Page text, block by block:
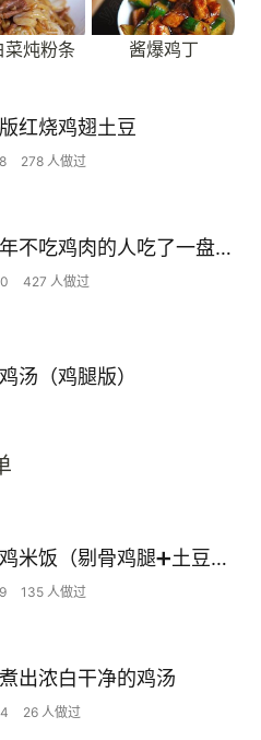
菜炖粉条 酱爆鸡丁
红烧鸡翅土豆
278 人做过
十几年不吃鸡肉的人吃了一盘子的小鸡炖香菇
427 人做过
汤（鸡腿版）
黄焖鸡米饭（剔骨鸡腿➕土豆）山寨版
135 人做过
出浓白干净的鸡汤
26 人做过